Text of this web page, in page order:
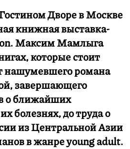
Дворе в Москве
книжная выставка-
Максим Мамлыга
которые стоит
нашумевшего романа
завершающего
о ближайших
болезнях, до труда о
из Центральной Азии
в жанре young adult.